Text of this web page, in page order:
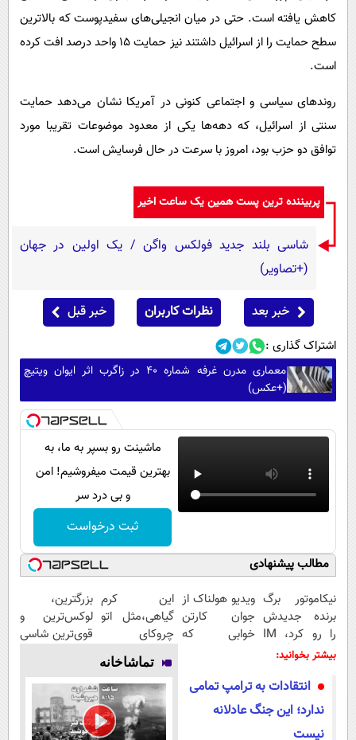
کاهش یافته است. حتی در میان انجیلی‌های سفیدپوست که بالاترین
سطح حمایت را از اسرائیل داشتند نیز حمایت ۱۵ واحد درصد افت کرده
است.
روندهای سیاسی و اجتماعی کنونی در آمریکا نشان می‌دهد حمایت
سنتی از اسرائیل، که دهه‌ها یکی از معدود موضوعات تقریبا مورد
توافق دو حزب بود، امروز با سرعت در حال فرسایش است.
پربیننده ترین پست همین یک ساعت اخیر
شاسی بلند جدید فولکس واگن / یک اولین در جهان
(+تصاویر)
خبر بعد نظرات کاربران خبر قبل
اشتراک گذاری :
معماری مدرن غرفه شماره ۴۰ در زاگرب اثر ایوان ویتیچ
(+عکس)
ماشینت رو بسپر به ما، به
بهترین قیمت میفروشیم! امن
و بی درد سر
ثبت درخواست
مطالب پیشنهادی
نیکاموتور برگ
برنده جدیدش
را رو کرد، IM
LS9 رسماً وارد
ویدیو هولناک از
جوان کارتن
خوابی که
این کرم
گیاهی،مثل اتو
چروکای
پوستتوصاف
میکنه!50%تخفیف
بزرگترین،
لوکس‌ترین و
قوی‌ترین شاسی
شد
بیشتر بخوانید:
انتقادات به ترامپ تمامی
ندارد؛ این جنگ عادلانه
نیست
تماشاخانه